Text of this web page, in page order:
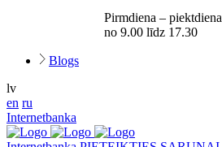
Pirmdiena – piektdiena
no 9.00 līdz 17.30
Blogs
lv
en ru
Internetbanka